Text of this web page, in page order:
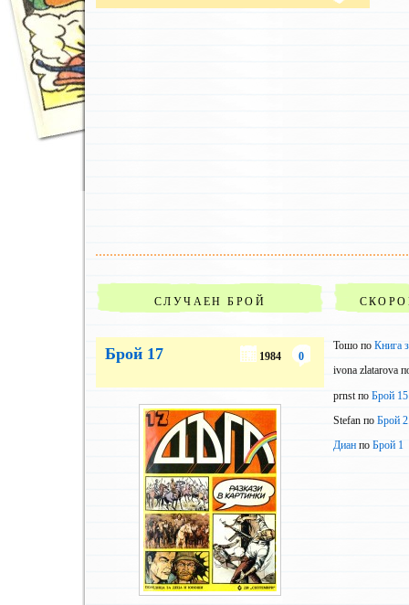
СЛУЧАЕН БРОЙ
Брой 17 1984 0
Тошо по Книга
ivona zlatarova
prnst по Брой 15
Stefan по Брой 2
Диан по Брой 1